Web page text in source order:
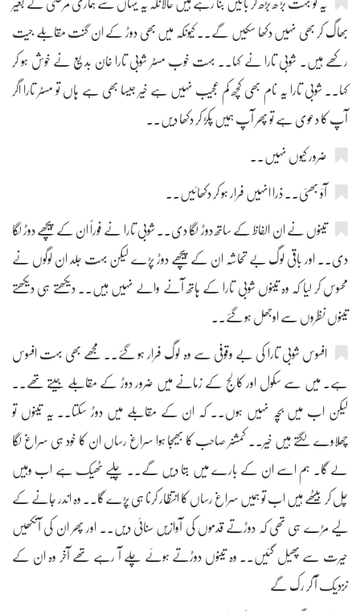
یہ تو بہت بڑ ھ بڑھ کر باتیں بنا رہے ہیں حالانکہ یہ یہاں سے ہماری مرضی کے بغیر
بھاگ کر بھی نہیں دکھا سکیں گے۔۔ کیونکہ میں بھی دوڑ کے ان گنت مقابلے جیت
رکھے ہیں۔ شوبی تارا نے کہا۔۔ بہت خوب مسٹر شوبی تارا خان بدیع نے خوش ہو کر
کہا۔۔ شوبی تارا یہ نام بھی کچھ کم عجیب نہیں ہے خیر جیسا بھی ہے ہاں تو مسٹر تارا اگر
آپ کا دعوی ہے تو پھر آپ ہمیں پکڑ کر دکھا دیں۔۔
ضرور کیوں نہیں۔۔
آؤ بھئی۔۔ ذرا انہیں فرار ہو کر دکھائیں۔۔
تینوں نے ان الفاظ کے ساتھ دوڑ لگا دی۔۔ شوبی تارا نے فوراً ان کے پیچھے دوڑ لگا
دی۔۔ اور باقی لوگ بے تحاشہ ان کے پیچھے دوڑ پڑے لیکن بہت جلد ان لوگوں نے
محسوس کر لیا کہ وہ تینوں شوبی تارا کے ہاتھ آنے والے نہیں ہیں۔۔ دیکھتے ہی دیکھتے
تینوں نظروں سے اوجھل ہو گئے۔۔
افسوس شوبی تارا کی بے وقوفی سے وہ لوگ فرار ہو گئے۔۔ مجھے بھی بہت افسوس
ہے۔ میں سے سکول اور کالج کے زمانے میں ضرور دوڑ کے مقابلے جیتے تھے۔۔
لیکن اب میں بچہ نہیں ہوں۔۔ کہ ان کے مقابلے میں دوڑ سکتا۔۔ یہ تینوں تو
چھلاوے لگتے ہیں خیر۔۔ کمشنر صاحب کا بھیجا ہوا سراغ رساں ان کا خود ہی سراغ لگا
لے گا۔ ہم اسے ان کے بارے میں بتا دیں گے۔۔ چلیے ٹھیک ہے اب وہیں
چل کر بیٹھے ہیں اب تو ہمیں سراغ رساں کا انتظار کرنا ہی پڑے گا۔۔ وہ اندر جانے کے
لیے مڑے ہی تھی کہ دوڑتے قدموں کی آوازیں سنائی دیں۔۔ اور پھر ان کی آنکھیں
حیرت سے پھیل گئیں۔۔ وہ تینوں دوڑتے ہوئے چلے آ رہے تھے آخر وہ ان کے
نزدیک آ کر رک گے